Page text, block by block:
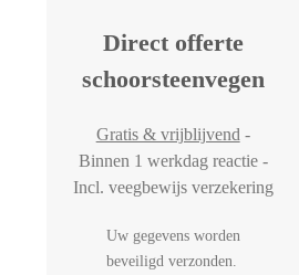
Direct offerte
schoorsteenvegen
Gratis & vrijblijvend -
Binnen 1 werkdag reactie -
Incl. veegbewijs verzekering
Uw gegevens worden
beveiligd verzonden.